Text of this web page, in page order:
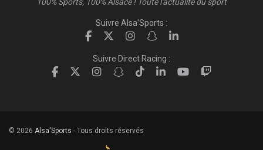
Suivre Alsa'Sports :
Suivre Direct Racing :
© 2026 Alsa'Sports - Tous droits réservés